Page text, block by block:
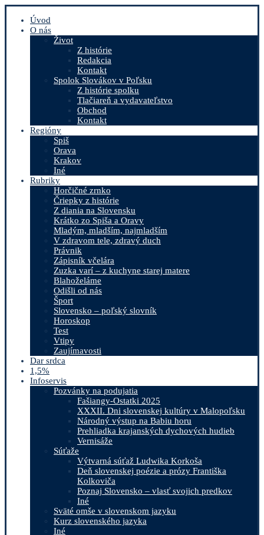
Úvod
O nás
Život
Z histórie
Redakcia
Kontakt
Spolok Slovákov v Poľsku
Z histórie spolku
Tlačiareň a vydavateľstvo
Obchod
Kontakt
Regióny
Spiš
Orava
Krakov
Iné
Rubriky
Horčičné zrnko
Čriepky z histórie
Z diania na Slovensku
Krátko zo Spiša a Oravy
Mladým, mladším, najmladším
V zdravom tele, zdravý duch
Právnik
Zápisník včelára
Zuzka varí – z kuchyne starej matere
Blahoželáme
Odišli od nás
Šport
Slovensko – poľský slovník
Horoskop
Test
Vtipy
Zaujímavosti
Dar srdca
1,5%
Infoservis
Pozvánky na podujatia
Fašiangy-Ostatki 2025
XXXII. Dni slovenskej kultúry v Malopoľsku
Národný výstup na Babiu horu
Prehliadka krajanských dychových hudieb
Vernisáže
Súťaže
Výtvarná súťaž Ludwika Korkoša
Deň slovenskej poézie a prózy Františka
Kolkoviča
Poznaj Slovensko – vlasť svojich predkov
Iné
Sväté omše v slovenskom jazyku
Kurz slovenského jazyka
Iné